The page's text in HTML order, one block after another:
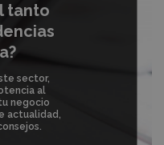
tanto
sector,
al
negocio
actualidad,